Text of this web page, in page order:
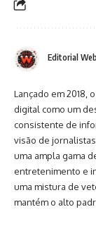
Editorial
Lançado em 2018,
digital como um
consistente de
visão de
uma ampla gama
entretenimento e
uma mistura de
mantém o alto